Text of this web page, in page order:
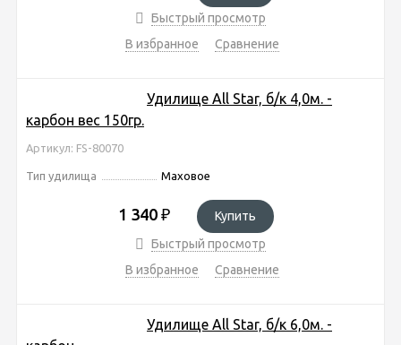
Быстрый просмотр
В избранное
Сравнение
Удилище All Star, б/к 4,0м. -
карбон вес 150гр.
Артикул: FS-80070
Тип удилища Маховое
1 340 ₽
Купить
Быстрый просмотр
В избранное
Сравнение
Удилище All Star, б/к 6,0м. -